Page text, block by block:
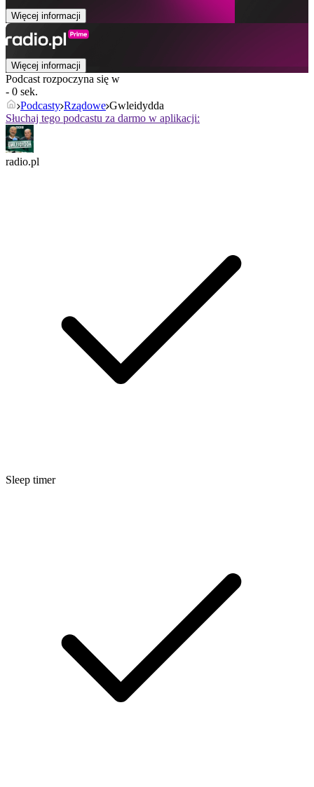
Więcej informacji
Więcej informacji
Podcast rozpoczyna się w
- 0 sek.
Podcasty Rządowe Gwleidydda
Słuchaj tego podcastu za darmo w aplikacji:
radio.pl
Sleep timer